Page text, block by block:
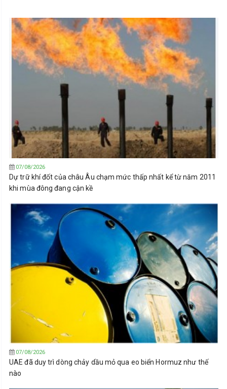
07/08/2026
Dự trữ khí đốt của châu Âu chạm mức thấp nhất kể từ năm 2011
khi mùa đông đang cận kề
07/08/2026
UAE đã duy trì dòng chảy dầu mỏ qua eo biển Hormuz như thế
nào